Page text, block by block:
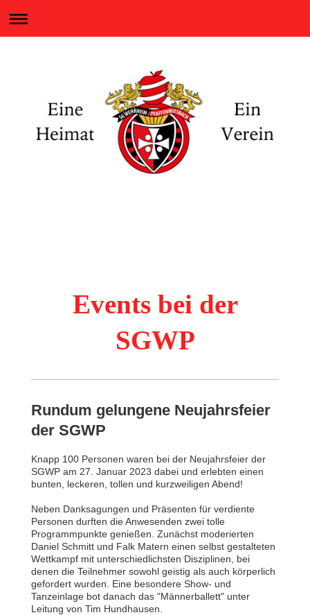
Events bei der
SGWP
Rundum gelungene Neujahrsfeier
der SGWP
Knapp 100 Personen waren bei der Neujahrsfeier der
SGWP am 27. Januar 2023 dabei und erlebten einen
bunten, leckeren, tollen und kurzweiligen Abend!
Neben Danksagungen und Präsenten für verdiente
Personen durften die Anwesenden zwei tolle
Programmpunkte genießen. Zunächst moderierten
Daniel Schmitt und Falk Matern einen selbst gestalteten
Wettkampf mit unterschiedlichsten Disziplinen, bei
denen die Teilnehmer sowohl geistig als auch körperlich
gefordert wurden. Eine besondere Show- und
Tanzeinlage bot danach das "Männerballett" unter
Leitung von Tim Hundhausen.